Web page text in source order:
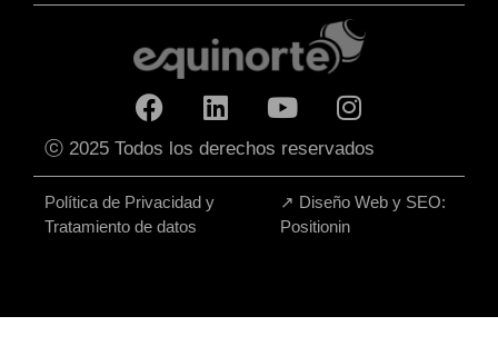
ⓒ 2025 Todos los derechos reservados
Política de Privacidad y
Tratamiento de datos
↗ Diseño Web y SEO:
Positionin